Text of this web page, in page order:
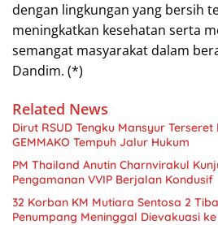
dengan lingkungan yang bersih
meningkatkan kesehatan serta
semangat masyarakat dalam
Dandim. (*)
Related News
Dirut RSUD Tengku Mansyur Terseret
GEMMAKO Tempuh Jalur Hukum
PM Thailand Anutin Charnvirakul
Pengamanan VVIP Berjalan Kondusif
32 Korban KM Mutiara Sentosa 2
Penumpang Meninggal Dievakuasi